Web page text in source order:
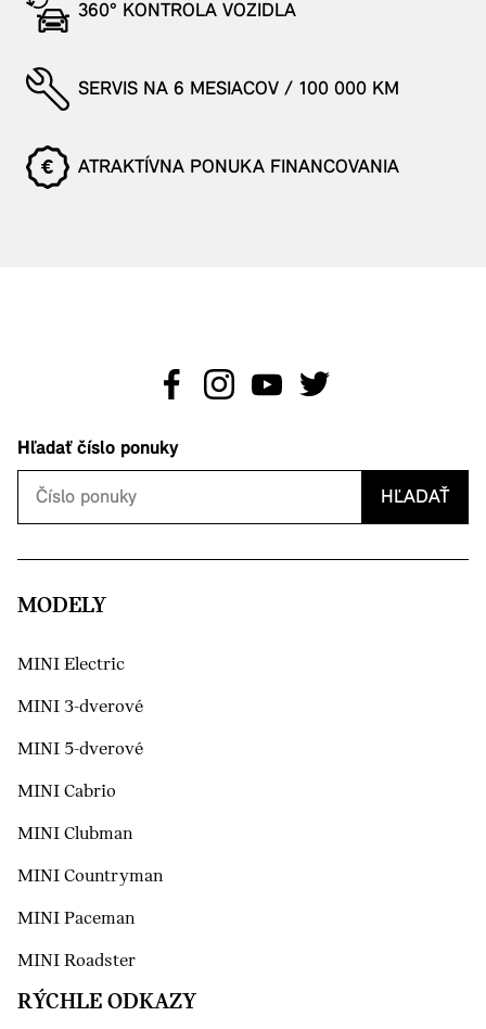
360° KONTROLA VOZIDLA
SERVIS NA 6 MESIACOV / 100 000 KM
ATRAKTÍVNA PONUKA FINANCOVANIA
Hľadať číslo ponuky
HĽADAŤ
MODELY
MINI Electric
MINI 3-dverové
MINI 5-dverové
MINI Cabrio
MINI Clubman
MINI Countryman
MINI Paceman
MINI Roadster
RÝCHLE ODKAZY